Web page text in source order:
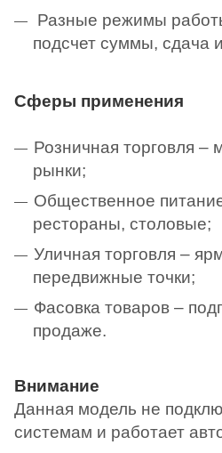
Разные режимы
подсчет суммы, сдача
Сферы применения
Розничная торговля –
рынки;
Общественное
рестораны, столовые;
Уличная торговля –
передвижные точки;
Фасовка товаров –
продаже.
Внимание
Данная модель не
системам и работает